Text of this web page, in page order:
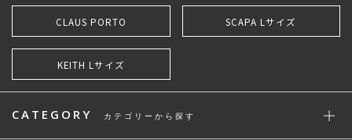
CLAUS PORTO SCAPA Lサイズ
KEITH Lサイズ
CATEGORY カテゴリーから探す